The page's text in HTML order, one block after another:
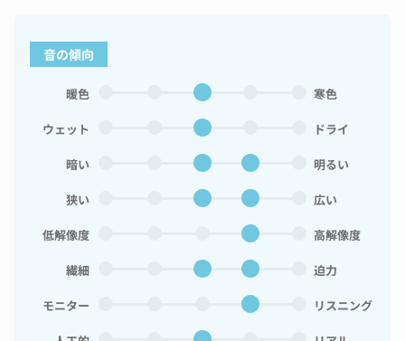
音の傾向
暖色 寒色
ウェット ドライ
暗い 明るい
狭い 広い
低解像度 高解像度
繊細 迫力
モニター リスニング